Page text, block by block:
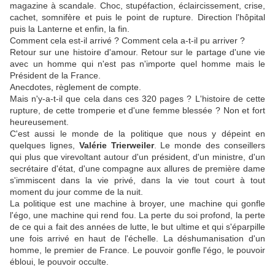
magazine à scandale. Choc, stupéfaction, éclaircissement, crise,
cachet, somnifère et puis le point de rupture. Direction l'hôpital
puis la Lanterne et enfin, la fin.
Comment cela est-il arrivé ? Comment cela a-t-il pu arriver ?
Retour sur une histoire d'amour. Retour sur le partage d'une vie
avec un homme qui n'est pas n'importe quel homme mais le
Président de la France.
Anecdotes, règlement de compte.
Mais n'y-a-t-il que cela dans ces 320 pages ? L'histoire de cette
rupture, de cette tromperie et d'une femme blessée ? Non et fort
heureusement.
C'est aussi le monde de la politique que nous y dépeint en
quelques lignes, Valérie Trierweiler. Le monde des conseillers
qui plus que virevoltant autour d'un président, d'un ministre, d'un
secrétaire d'état, d'une compagne aux allures de première dame
s'immiscent dans la vie privé, dans la vie tout court à tout
moment du jour comme de la nuit.
La politique est une machine à broyer, une machine qui gonfle
l'égo, une machine qui rend fou. La perte du soi profond, la perte
de ce qui a fait des années de lutte, le but ultime et qui s'éparpille
une fois arrivé en haut de l'échelle. La déshumanisation d'un
homme, le premier de France. Le pouvoir gonfle l'égo, le pouvoir
ébloui, le pouvoir occulte.